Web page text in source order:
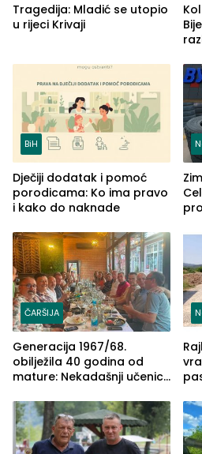
Tragedija: Mladić se utopio
u rijeci Krivaji
BiH
Dječiji dodatak i pomoć
porodicama: Ko ima pravo
i kako do naknade
ČARŠIJA
Generacija 1967/68.
obilježila 40 godina od
mature: Nekadašnji učenici
(FOTO)